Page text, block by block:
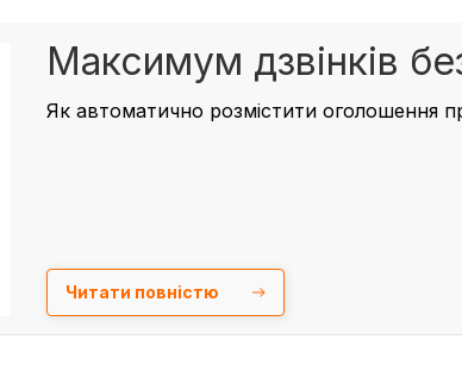
Максимум дзвінків
Як автоматично розмістити оголошення
Читати повністю